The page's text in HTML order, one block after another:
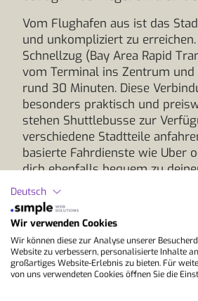
Vom Flughafen aus ist das
und unkompliziert zu erreichen.
Schnellzug (Bay Area Rapid
vom Terminal ins Zentrum
rund 30 Minuten. Diese
besonders praktisch und
stehen Shuttlebusse zur
verschiedene Stadtteile
basierte Fahrdienste wie Uber
dich ebenfalls bequem zu
Fahrtzeit beträgt je nach
Minuten.
Für noch mehr Komfort kannst
Partnerschule einen vorab
Transfer buchen. Dabei wirst
empfangen und direkt zu deiner
Deutsch
Wir verwenden Cookies
Wir können diese zur Analyse unserer
Website zu verbessern, personalisierte Inhalte
großartiges Website-Erlebnis zu bieten. Für
von uns verwendeten Cookies öffnen Sie die